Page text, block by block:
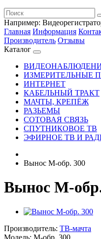
Например:
Главная Информация
Производитель Отзывы
Каталог
ИЗМЕРИТЕЛЬНЫЕ
ИНТЕРНЕТ
КАБЕЛЬНЫЙ ТРАКТ
МАЧТЫ, КРЕПЁЖ
РАЗЬЕМЫ
СОТОВАЯ СВЯЗЬ
СПУТНИКОВОЕ ТВ
ЭФИРНОЕ ТВ И
Вынос М-обр. 300
Вынос М-
Производитель: ТВ-мачта
Модель: М-обр. 300